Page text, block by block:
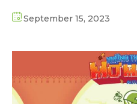
September 15, 2023